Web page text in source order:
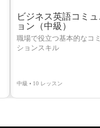
ビジネス英語コミ
ョン（中級）
職場で役立つ基本的なコ
ションスキル
中級 • 10 レッスン